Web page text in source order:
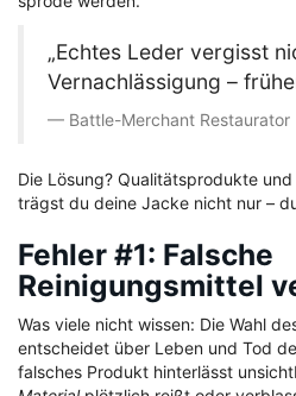
„Echtes Leder vergisst
Vernachlässigung –
Battle-Merchant Restaurator
Die Lösung? Qualitätsprodukte
trägst du deine Jacke nicht nur –
Fehler #1: Falsche
Reinigungsmittel
Was viele nicht wissen: Die Wahl
entscheidet über Leben und Tod
falsches Produkt hinterlässt